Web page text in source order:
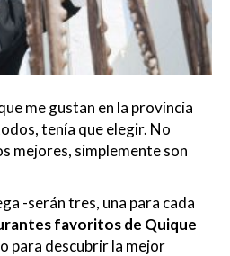
me gustan en la provincia
tenía que elegir. No
mejores, simplemente son
-serán tres, una para cada
favoritos de Quique
para descubrir la mejor